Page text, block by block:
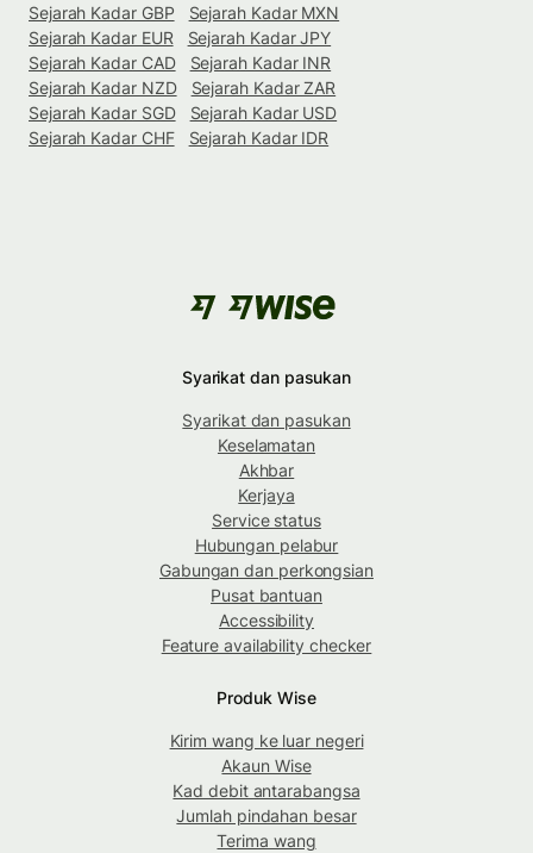
Sejarah Kadar GBP
Sejarah Kadar MXN
Sejarah Kadar EUR
Sejarah Kadar JPY
Sejarah Kadar CAD
Sejarah Kadar INR
Sejarah Kadar NZD
Sejarah Kadar ZAR
Sejarah Kadar SGD
Sejarah Kadar USD
Sejarah Kadar CHF
Sejarah Kadar IDR
Syarikat dan pasukan
Syarikat dan pasukan
Keselamatan
Akhbar
Kerjaya
Service status
Hubungan pelabur
Gabungan dan perkongsian
Pusat bantuan
Accessibility
Feature availability checker
Produk Wise
Kirim wang ke luar negeri
Akaun Wise
Kad debit antarabangsa
Jumlah pindahan besar
Terima wang